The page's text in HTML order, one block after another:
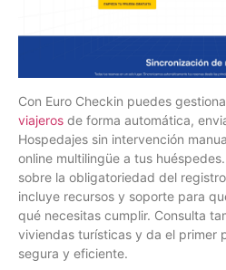
Con Euro Checkin puedes
viajeros de forma automática,
Hospedajes sin intervención
online multilingüe a tus
sobre la obligatoriedad del
incluye recursos y soporte para
qué necesitas cumplir. Consulta
viviendas turísticas y da el primer
segura y eficiente.